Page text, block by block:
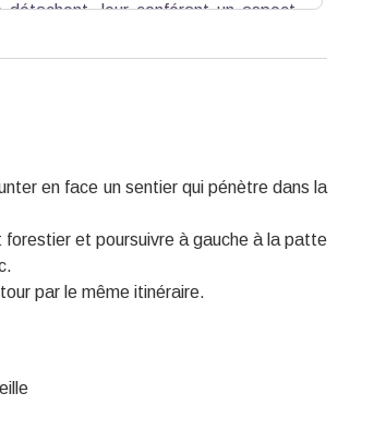
détachent, leur conférant un aspect
l’action du gel. Ces phénomènes,
protection.
en face un sentier qui pénètre dans la
et poursuivre à gauche à la patte
par le même itinéraire.